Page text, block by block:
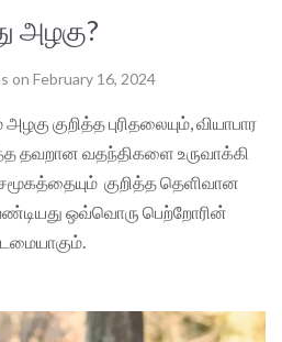
அழகு?
on February 16, 2024
குறித்த புரிதலையும், வியாபார
தவறான வதந்திகளை உருவாக்கி
குறித்த தெளிவான
ஒவ்வொரு பெற்றோரின்